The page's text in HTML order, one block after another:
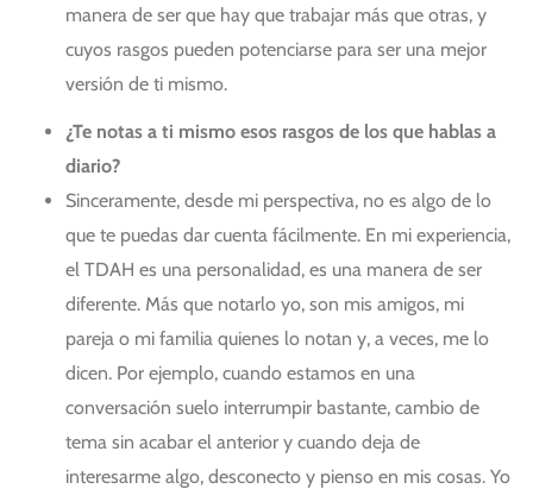
manera de ser que hay que trabajar más que otras, y
cuyos rasgos pueden potenciarse para ser una mejor
versión de ti mismo.
¿Te notas a ti mismo esos rasgos de los que hablas a
diario?
Sinceramente, desde mi perspectiva, no es algo de lo
que te puedas dar cuenta fácilmente. En mi experiencia,
el TDAH es una personalidad, es una manera de ser
diferente. Más que notarlo yo, son mis amigos, mi
pareja o mi familia quienes lo notan y, a veces, me lo
dicen. Por ejemplo, cuando estamos en una
conversación suelo interrumpir bastante, cambio de
tema sin acabar el anterior y cuando deja de
interesarme algo, desconecto y pienso en mis cosas. Yo